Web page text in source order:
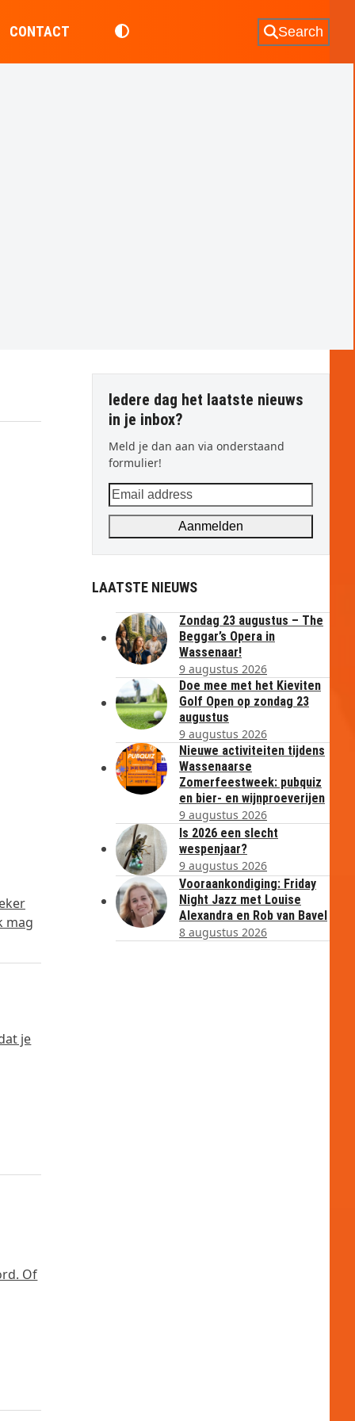
CONTACT Search
mag
je
Of
Iedere dag het laatste nieuws
in je inbox?
Meld je dan aan via onderstaand
formulier!
Email
address
Aanmelden
LAATSTE NIEUWS
Zondag 23 augustus – The
Beggar’s Opera in
Wassenaar!
9 augustus 2026
Doe mee met het Kieviten
Golf Open op zondag 23
augustus
9 augustus 2026
Nieuwe activiteiten tijdens
Wassenaarse
Zomerfeestweek: pubquiz
en bier- en wijnproeverijen
9 augustus 2026
Is 2026 een slecht
wespenjaar?
9 augustus 2026
Vooraankondiging: Friday
Night Jazz met Louise
Alexandra en Rob van Bavel
8 augustus 2026